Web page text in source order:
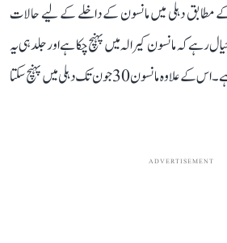
مطابق دہلی میں مانسون کے داخلے کے لیے حالات
رہے کہ مانسون کیرالہ میں پہنچ چکا ہے اور جلد ہی یہ
دوسری ریاستوں تک پہنچ سکتا ہے۔ اس کے علاوہ مانسون 30 جون تک دہلی میں پہنچ سکتا
ADVERTISEMENT